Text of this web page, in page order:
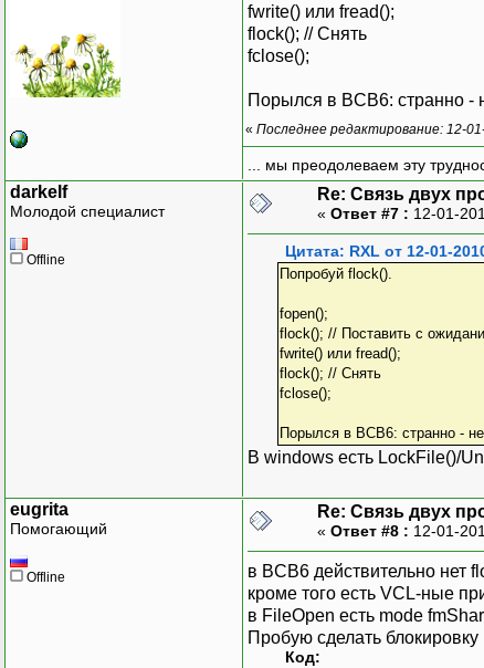
fwrite() или fread();
flock(); // Снять
fclose();
Порылся в BCB6: странно -
« Последнее редактирование: 12-
... мы преодолеваем эту
darkelf
Молодой специалист
Offline
Re: Связь двух
« Ответ #7 : 12-01-
Цитата: RXL от 12-01-
Попробуй flock().
fopen();
flock(); // Поставить с
fwrite() или fread();
flock(); // Снять
fclose();
Порылся в BCB6: странно -
В windows есть LockFile()/
eugrita
Помогающий
Offline
Re: Связь двух
« Ответ #8 : 12-01-
в BCB6 действительно нет
кроме того есть VCL-ные
в FileOpen есть mode
Пробую сделать блокировку
Код: